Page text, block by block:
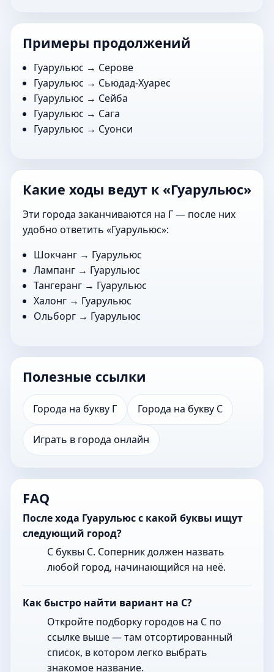
Примеры продолжений
Гуарульюс → Серове
Гуарульюс → Сьюдад-Хуарес
Гуарульюс → Сейба
Гуарульюс → Сага
Гуарульюс → Суонси
Какие ходы ведут к «Гуарульюс»
Эти города заканчиваются на Г — после них
удобно ответить «Гуарульюс»:
Шокчанг → Гуарульюс
Лампанг → Гуарульюс
Тангеранг → Гуарульюс
Халонг → Гуарульюс
Ольборг → Гуарульюс
Полезные ссылки
Города на букву Г Города на букву С
Играть в города онлайн
FAQ
После хода Гуарульюс с какой буквы ищут
следующий город?
С буквы С. Соперник должен назвать
любой город, начинающийся на неё.
Как быстро найти вариант на С?
Откройте подборку городов на С по
ссылке выше — там отсортированный
список, в котором легко выбрать
знакомое название.